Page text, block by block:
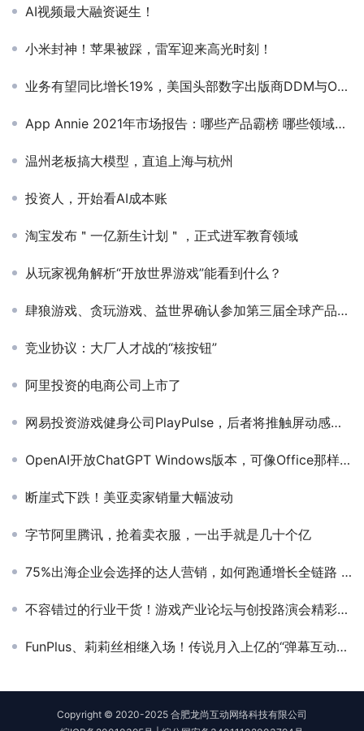
AI视频最大融资诞生！
小米封神！苹果被踩，雷军迎来高光时刻！
业务有望同比增长19%，美国头部数字出版商DDM与OpenAI合作
App Annie 2021年市场报告：哪些产品霸榜 哪些领域暴涨
温州老板搞大模型，直追上海与杭州
投资人，开始看AI成本账
淘宝发布＂一亿新生计划＂，正式进军教育领域
从玩家视角解析“开放世界游戏”能看到什么？
肆狼游戏、贪玩游戏、益世界确认参加第三届全球产品与增长大会-游戏研发发行对接会
竞业协议：大厂人才战的“核按钮”
阿里投资的电商公司上市了
网易投资游戏健身公司PlayPulse，后者将推触屏动感单车
OpenAI开放ChatGPT Windows版本，可像Office那样使用了
断崖式下跌！美亚卖家销量大幅波动
字节阿里腾讯，抢着卖衣服，一出手就是几十个亿
75%出海企业会选择的达人营销，如何跑通增长全链路 | 出海营销启航会
不容错过的行业干货！游戏产业论坛与创投路演会精彩回放
FunPlus、莉莉丝相继入场！传说月入上亿的“弹幕互动玩法”是毒还是药？
Copyright © 2020-2025 合肥龙尚互动网络科技有限公司